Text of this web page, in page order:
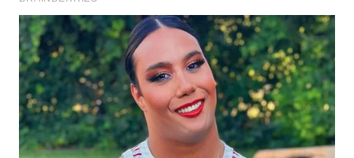
WAHANA
NEWS
WAHANA
TANI
WAHANA
ADVOKAT